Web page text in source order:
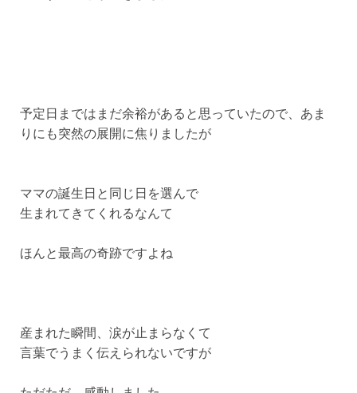
予定日まではまだ余裕があると思っていたので、あま
りにも突然の展開に焦りましたが
ママの誕生日と同じ日を選んで
生まれてきてくれるなんて
ほんと最高の奇跡ですよね
産まれた瞬間、涙が止まらなくて
言葉でうまく伝えられないですが